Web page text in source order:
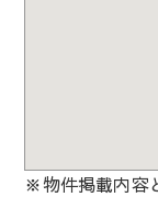
※物件掲載内容